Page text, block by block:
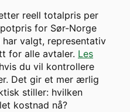
reell totalpris per
for Sør-Norge
valgt, representativ
for alle avtaler. Les
hvis du vil kontrollere
Det gir et mer ærlig
stiller: hvilken
kostnad nå?